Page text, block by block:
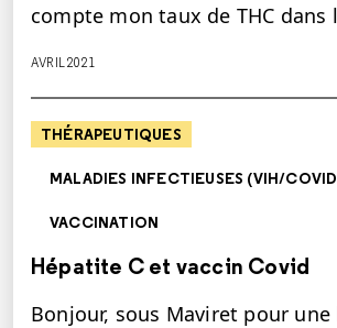
compte mon taux de THC dans
AVRIL 2021
THÉRAPEUTIQUES
MALADIES INFECTIEUSES (VIH/
VACCINATION
Hépatite C et vaccin Covid
Bonjour, sous Maviret pour une